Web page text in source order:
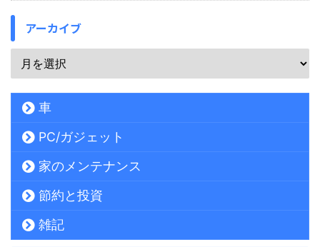
アーカイブ
車
PC/ガジェット
家のメンテナンス
節約と投資
雑記